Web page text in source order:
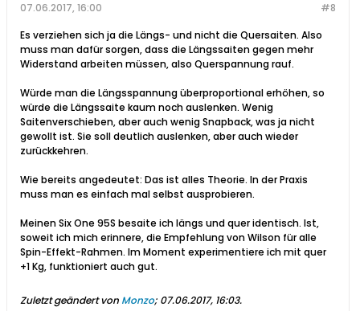
#8
07.06.2017, 16:00
Es verziehen sich ja die Längs- und nicht die Quersaiten. Also
muss man dafür sorgen, dass die Längssaiten gegen mehr
Widerstand arbeiten müssen, also Querspannung rauf.
Würde man die Längsspannung überproportional erhöhen, so
würde die Längssaite kaum noch auslenken. Wenig
Saitenverschieben, aber auch wenig Snapback, was ja nicht
gewollt ist. Sie soll deutlich auslenken, aber auch wieder
zurückkehren.
Wie bereits angedeutet: Das ist alles Theorie. In der Praxis
muss man es einfach mal selbst ausprobieren.
Meinen Six One 95S besaite ich längs und quer identisch. Ist,
soweit ich mich erinnere, die Empfehlung von Wilson für alle
Spin-Effekt-Rahmen. Im Moment experimentiere ich mit quer
+1 Kg, funktioniert auch gut.
Zuletzt geändert von Monzo; 07.06.2017, 16:03.